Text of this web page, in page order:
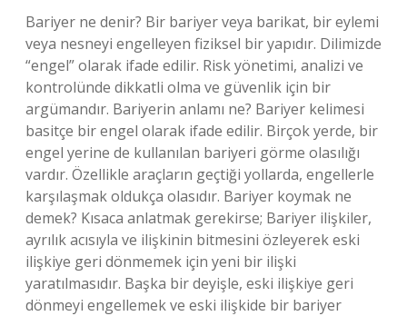
Bariyer ne denir? Bir bariyer veya barikat, bir eylemi
veya nesneyi engelleyen fiziksel bir yapıdır. Dilimizde
“engel” olarak ifade edilir. Risk yönetimi, analizi ve
kontrolünde dikkatli olma ve güvenlik için bir
argümandır. Bariyerin anlamı ne? Bariyer kelimesi
basitçe bir engel olarak ifade edilir. Birçok yerde, bir
engel yerine de kullanılan bariyeri görme olasılığı
vardır. Özellikle araçların geçtiği yollarda, engellerle
karşılaşmak oldukça olasıdır. Bariyer koymak ne
demek? Kısaca anlatmak gerekirse; Bariyer ilişkiler,
ayrılık acısıyla ve ilişkinin bitmesini özleyerek eski
ilişkiye geri dönmemek için yeni bir ilişki
yaratılmasıdır. Başka bir deyişle, eski ilişkiye geri
dönmeyi engellemek ve eski ilişkide bir bariyer